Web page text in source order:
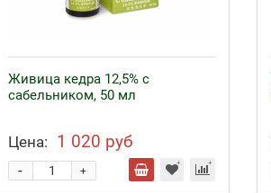
Живица кедра 12,5% с
сабельником, 50 мл
Цена: 1 020 руб
+
-